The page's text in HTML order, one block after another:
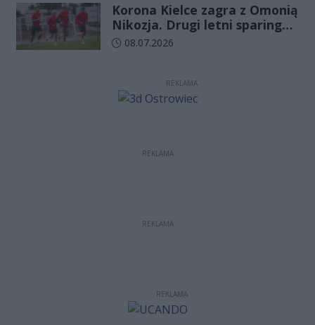
Korona Kielce zagra z Omonią
Nikozja. Drugi letni sparing
odbędzie się na EXBUD Arenie
Data dodania artykułu:
08.07.2026
REKLAMA
REKLAMA
REKLAMA
REKLAMA